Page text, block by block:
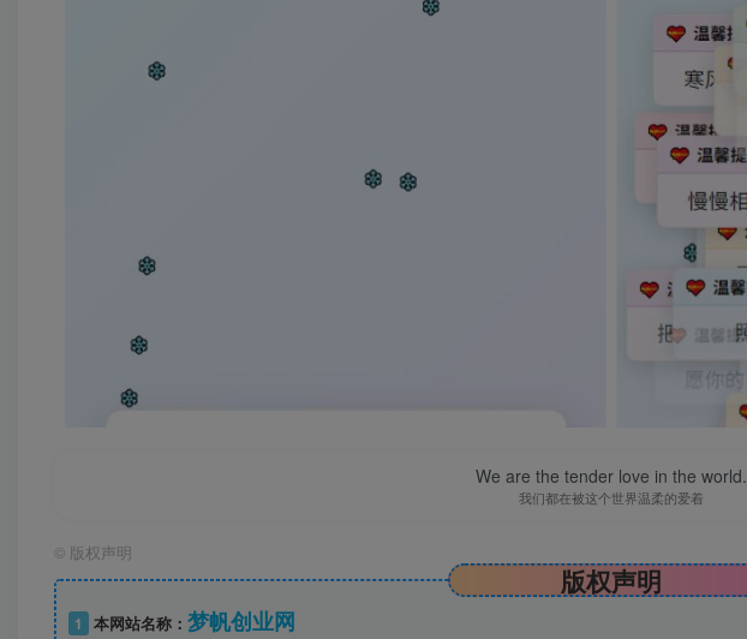
We are the tender love in the world.
我们都在被这个世界温柔的爱着
© 版权声明
版权声明
1 本网站名称： 梦帆创业网